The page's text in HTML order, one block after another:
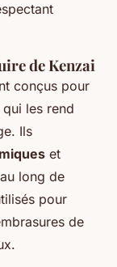
de Kenzai
conçus pour
les rend
Ils
et
long de
pour
de